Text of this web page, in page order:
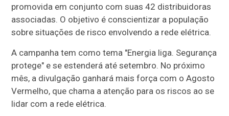
promovida em conjunto com suas 42 distribuidoras
associadas. O objetivo é conscientizar a população
sobre situações de risco envolvendo a rede elétrica.
A campanha tem como tema "Energia liga. Segurança
protege" e se estenderá até setembro. No próximo
mês, a divulgação ganhará mais força com o Agosto
Vermelho, que chama a atenção para os riscos ao se
lidar com a rede elétrica.